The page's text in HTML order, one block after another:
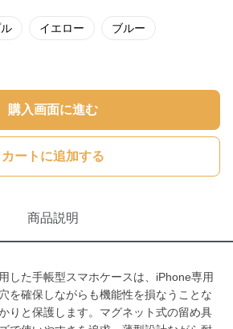
イエロー ブルー
購入画面に進む
カートに追加する
商品説明
した手帳型スマホケースは、iPhone専用
を確保しながらも機能性を損なうことな
りと保護します。マグネット式の留め具